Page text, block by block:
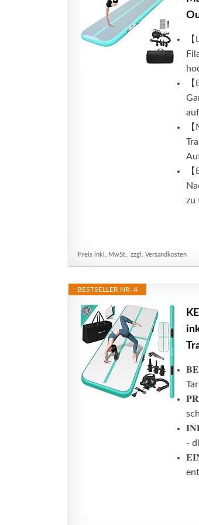
zu
Preis inkl. MwSt., zzgl. Versandkosten
BESTSELLER NR. 4
-